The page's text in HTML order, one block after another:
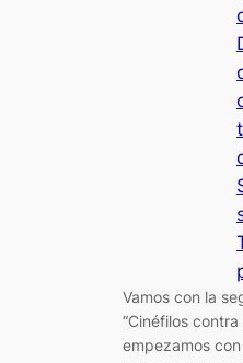
Vamos con la
“Cinéfilos
empezamos con